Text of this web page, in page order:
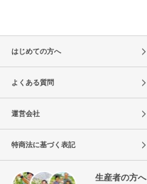
はじめての方へ
よくある質問
運営会社
特商法に基づく表記
生産者の方へ